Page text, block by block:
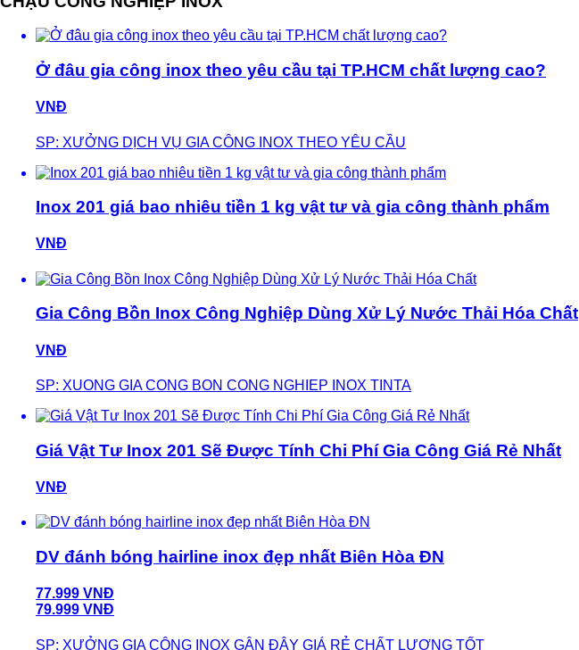
Ở đâu gia công inox theo yêu cầu tại TP.HCM chất lượng cao?
VNĐ
SP: XƯỞNG DỊCH VỤ GIA CÔNG INOX THEO YÊU CẦU
Inox 201 giá bao nhiêu tiền 1 kg vật tư và gia công thành phẩm
VNĐ
Gia Công Bồn Inox Công Nghiệp Dùng Xử Lý Nước Thải Hóa Chất
VNĐ
SP: XUONG GIA CONG BON CONG NGHIEP INOX TINTA
Giá Vật Tư Inox 201 Sẽ Được Tính Chi Phí Gia Công Giá Rẻ Nhất
VNĐ
DV đánh bóng hairline inox đẹp nhất Biên Hòa ĐN
77.999 VNĐ
79.999 VNĐ
SP: XƯỞNG GIA CÔNG INOX GÂN ĐÂY GIÁ RẺ CHẤT LƯỢNG TỐT